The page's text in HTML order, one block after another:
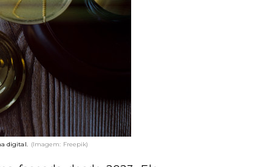
digital. (Imagem: Freepik)